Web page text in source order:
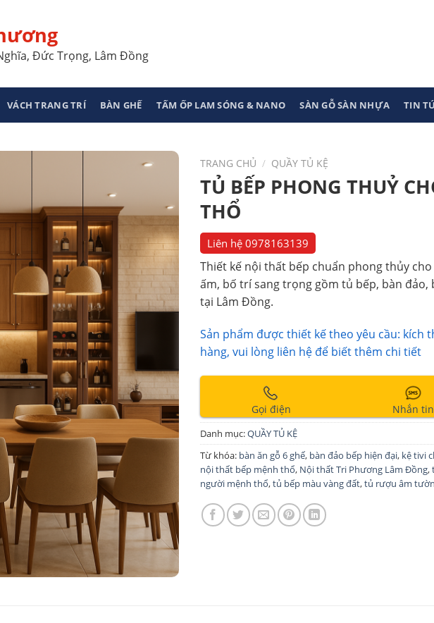
Đức Trọng, Lâm Đồng
VÁCH TRANG TRÍ BÀN GHẾ TẤM ỐP LAM SÓNG & NANO SÀN GỖ SÀN NHỰA TIN
TRANG CHỦ / QUẦY TỦ KỆ
TỦ BẾP PHONG THUỶ
THỔ
Liên hệ 0978163139
Thiết kế nội thất bếp chuẩn phong thủy
ấm, bố trí sang trọng gồm tủ bếp, bàn đảo,
tại Lâm Đồng.
Sản phẩm được thiết kế theo yêu cầu: kích
hàng, vui lòng liên hệ để biết thêm chi tiết
Gọi điện Nhắn tin
Danh mục:QUẦY TỦ KỆ
Từ khóa: bàn ăn gỗ 6 ghế, bàn đảo bếp hiện đại, kệ tivi
nội thất bếp mệnh thổ, Nội thất Tri Phương Lâm Đồng,
người mệnh thổ,tủ bếp màu vàng đất,tủ rượu âm